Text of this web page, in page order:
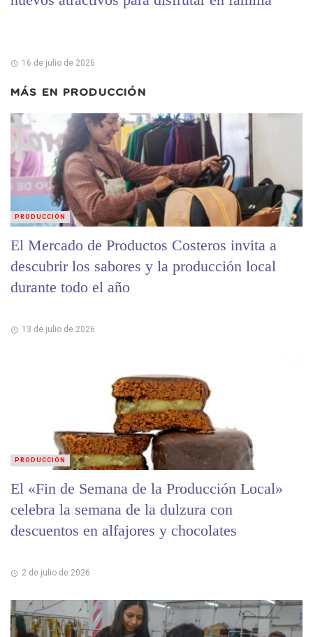
16 de julio de 2026
MÁS EN PRODUCCIÓN
El Mercado de Productos Costeros invita a
descubrir los sabores y la producción local
durante todo el año
13 de julio de 2026
PRODUCCIÓN
El «Fin de Semana de la Producción Local»
celebra la semana de la dulzura con
descuentos en alfajores y chocolates
2 de julio de 2026
PRODUCCIÓN